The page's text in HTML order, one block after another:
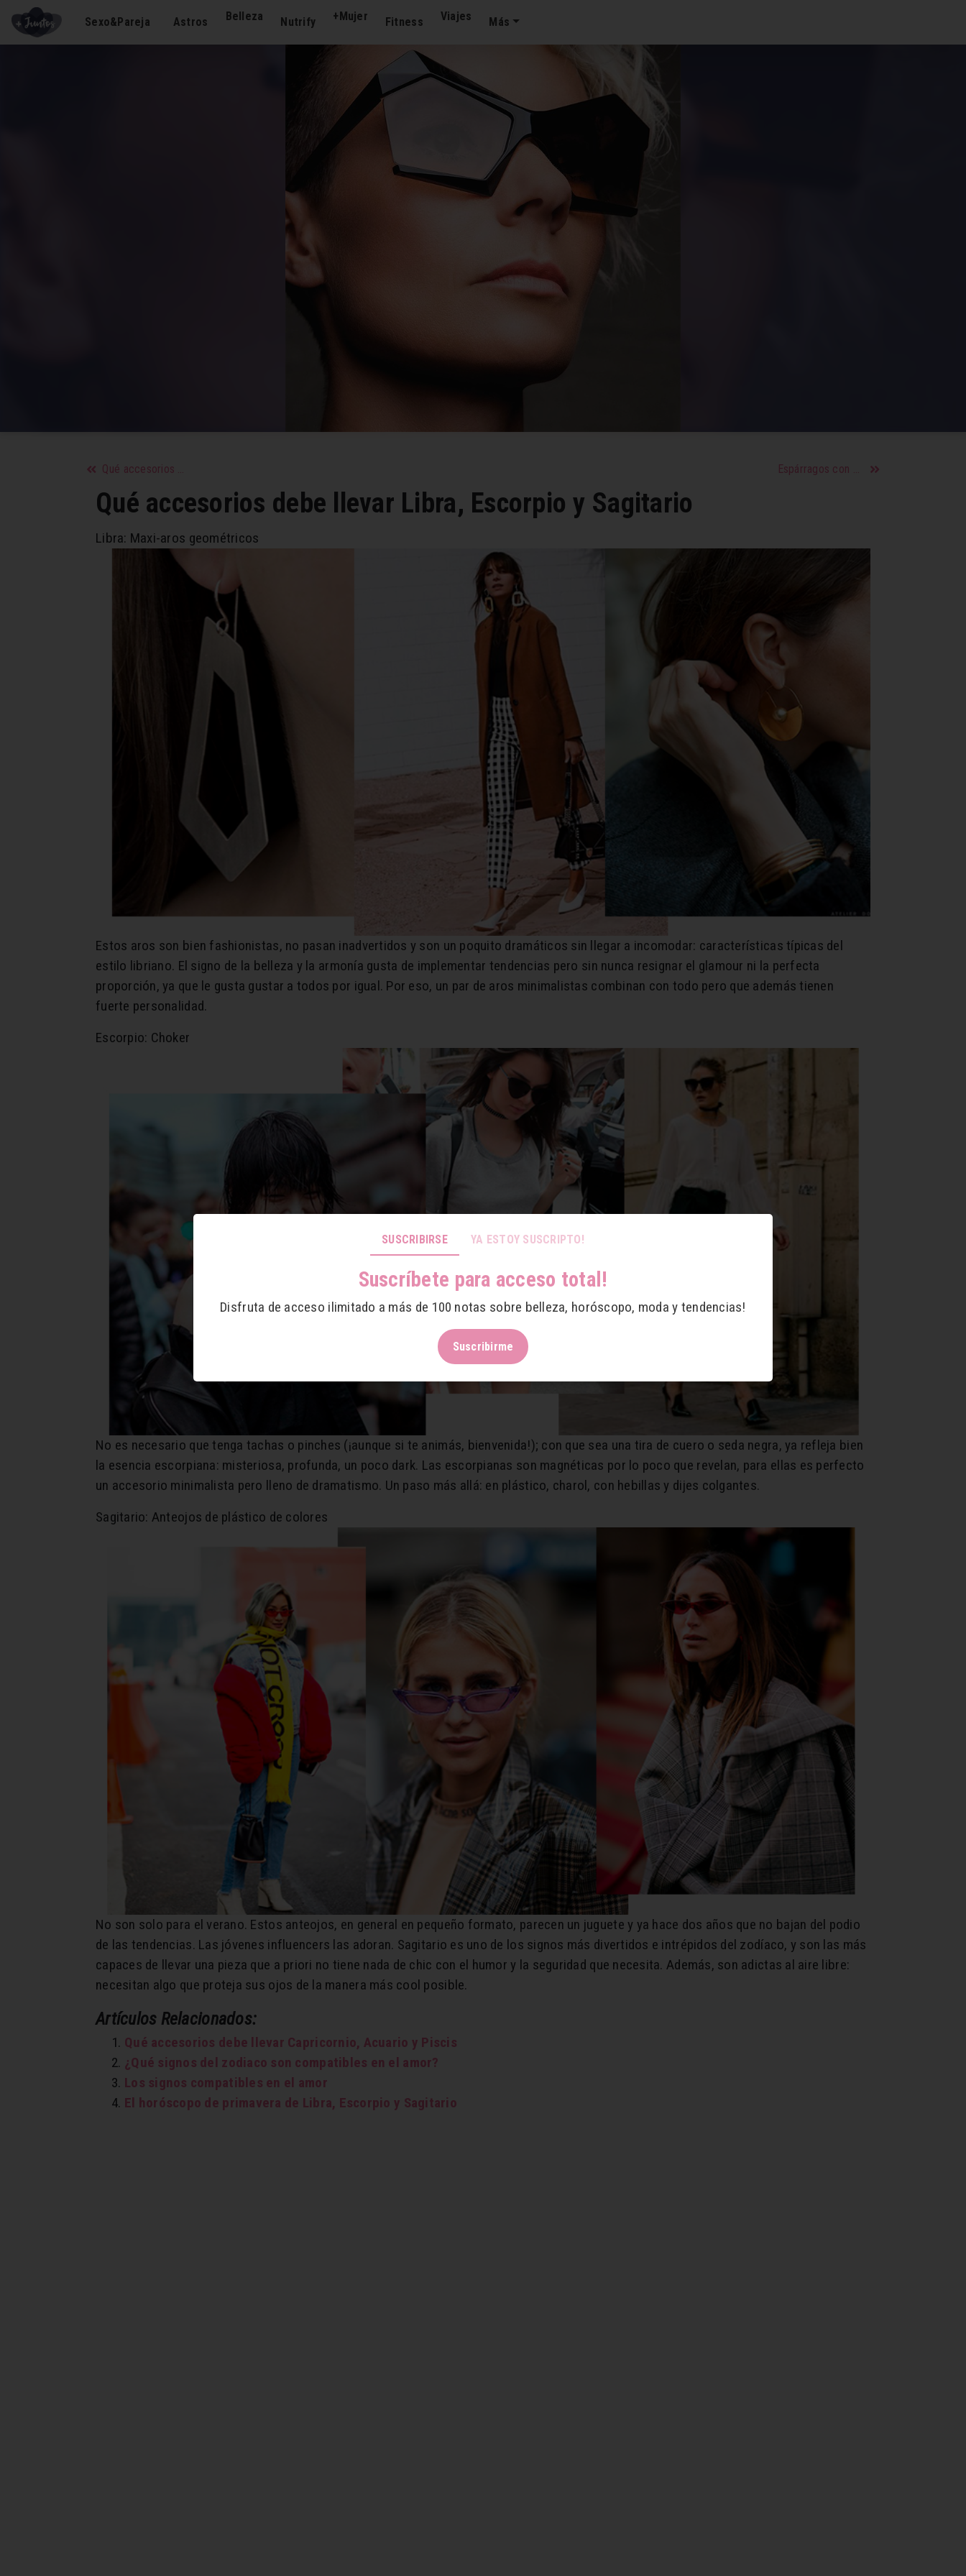
Sexo&Pareja Astros Belleza Nutrify +Mujer Fitness Viajes Más
Qué accesorios debe llevar Capricornio, Acuario y Piscis Espárragos con queso parmesano asados al horno
Qué accesorios debe llevar Libra, Escorpio y Sagitario
Libra: Maxi-aros geométricos
Estos aros son bien fashionistas, no pasan inadvertidos y son un poquito dramáticos sin llegar a incomodar: características típicas del
estilo libriano. El signo de la belleza y la armonía gusta de implementar tendencias pero sin nunca resignar el glamour ni la perfecta
proporción, ya que le gusta gustar a todos por igual. Por eso, un par de aros minimalistas combinan con todo pero que además tienen
fuerte personalidad.
Escorpio: Choker
No es necesario que tenga tachas o pinches (¡aunque si te animás, bienvenida!); con que sea una tira de cuero o seda negra, ya refleja bien
la esencia escorpiana: misteriosa, profunda, un poco dark. Las escorpianas son magnéticas por lo poco que revelan, para ellas es perfecto
un accesorio minimalista pero lleno de dramatismo. Un paso más allá: en plástico, charol, con hebillas y dijes colgantes.
Sagitario: Anteojos de plástico de colores
No son solo para el verano. Estos anteojos, en general en pequeño formato, parecen un juguete y ya hace dos años que no bajan del podio
de las tendencias. Las jóvenes influencers las adoran. Sagitario es uno de los signos más divertidos e intrépidos del zodíaco, y son las más
capaces de llevar una pieza que a priori no tiene nada de chic con el humor y la seguridad que necesita. Además, son adictas al aire libre:
necesitan algo que proteja sus ojos de la manera más cool posible.
Artículos Relacionados:
Qué accesorios debe llevar Capricornio, Acuario y Piscis
¿Qué signos del zodiaco son compatibles en el amor?
Los signos compatibles en el amor
El horóscopo de primavera de Libra, Escorpio y Sagitario
SUSCRIBIRSE YA ESTOY SUSCRIPTO!
Suscríbete para acceso total!
Disfruta de acceso ilimitado a más de 100 notas sobre belleza, horóscopo, moda y tendencias!
Suscribirme